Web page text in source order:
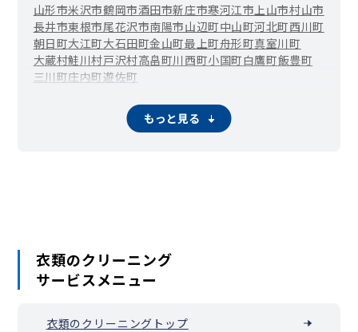
山形市米沢市鶴岡市酒田市新庄市寒河江市 上山市村山市
長井市東根市尾花沢市南陽市山辺町中山町河北町西川町
朝日町大江町大石田町金山町最上町舟形町真室川町
大蔵村鮭川村戸沢村高畠町川西町小国町白鷹町飯豊町
三川町庄内町遊佐町
もっと見る
衣類のクリーニング
サービスメニュー
衣類のクリーニングトップ